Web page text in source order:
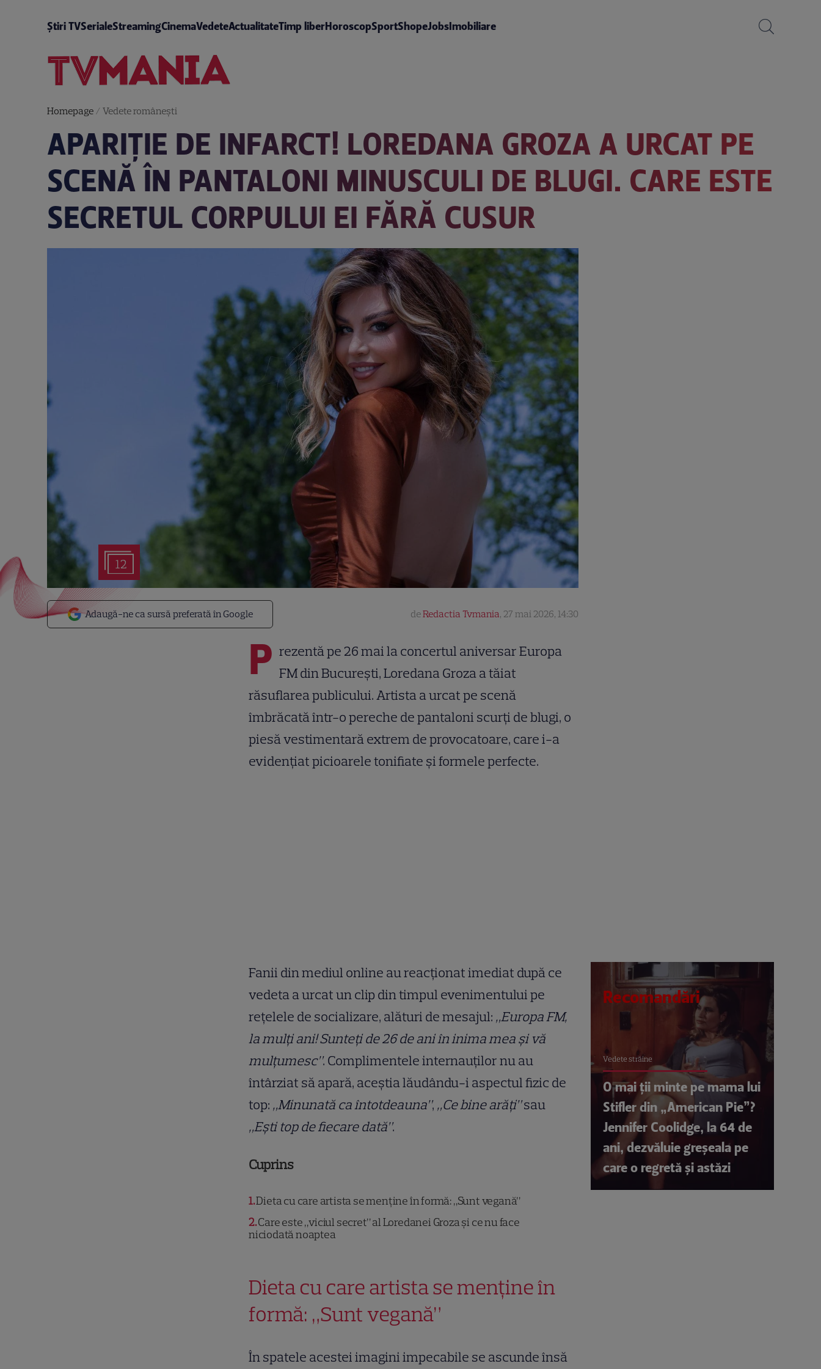
Știri TVSerialeStreamingCinemaVedeteActualitateTimp liberHoroscopSportShopeJobsImobiliare
Homepage/ Vedete româneşti
APARIȚIE DE INFARCT! LOREDANA GROZA A URCAT PE
SCENĂ ÎN PANTALONI MINUSCULI DE BLUGI. CARE ESTE
SECRETUL CORPULUI EI FĂRĂ CUSUR
12
Adaugă-ne ca sursă preferată în Google deRedactia Tvmania, 27 mai 2026, 14:30
P rezentă pe 26 mai la concertul aniversar Europa
FM din București, Loredana Groza a tăiat
răsuflarea publicului. Artista a urcat pe scenă
îmbrăcată într-o pereche de pantaloni scurți de blugi, o
piesă vestimentară extrem de provocatoare, care i-a
evidențiat picioarele tonifiate și formele perfecte.
Fanii din mediul online au reacționat imediat după ce
vedeta a urcat un clip din timpul evenimentului pe
rețelele de socializare, alături de mesajul: „Europa FM,
la mulți ani! Sunteți de 26 de ani în inima mea și vă
mulțumesc”. Complimentele internauților nu au
întârziat să apară, aceștia lăudându-i aspectul fizic de
top: „Minunată ca întotdeauna”, „Ce bine arăți”sau
„Ești top de fiecare dată”.
Cuprins
1Dieta cu care artista se menține în formă: „Sunt vegană”
2Care este „viciul secret” al Loredanei Groza și ce nu face
niciodată noaptea
Dieta cu care artista se menține în
formă: „Sunt vegană”
În spatele acestei imagini impecabile se ascunde însă
Recomandări
Vedete străine
O mai ții minte pe mama lui
Stifler din „American Pie”?
Jennifer Coolidge, la 64 de
ani, dezvăluie greșeala pe
care o regretă și astăzi